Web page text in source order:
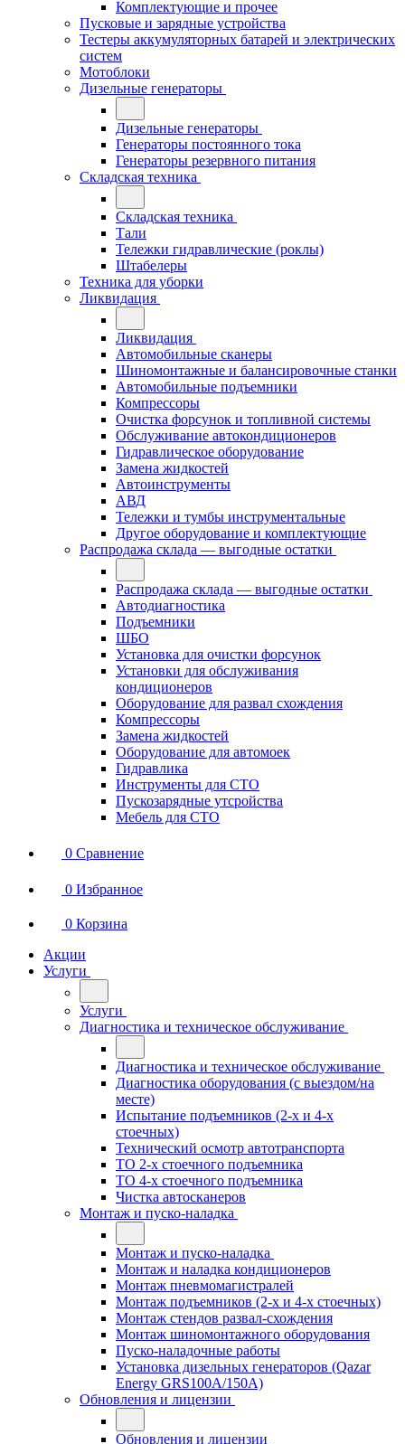
Комплектующие и прочее
Пусковые и зарядные устройства
Тестеры аккумуляторных батарей и электрических
систем
Мотоблоки
Дизельные генераторы
Дизельные генераторы
Генераторы постоянного тока
Генераторы резервного питания
Складская техника
Складская техника
Тали
Тележки гидравлические (роклы)
Штабелеры
Техника для уборки
Ликвидация
Ликвидация
Автомобильные сканеры
Шиномонтажные и балансировочные станки
Автомобильные подъемники
Компрессоры
Очистка форсунок и топливной системы
Обслуживание автокондиционеров
Гидравлическое оборудование
Замена жидкостей
Автоинструменты
АВД
Тележки и тумбы инструментальные
Другое оборудование и комплектующие
Распродажа склада — выгодные остатки
Распродажа склада — выгодные остатки
Автодиагностика
Подъемники
ШБО
Установка для очистки форсунок
Установки для обслуживания
кондиционеров
Оборудование для развал схождения
Компрессоры
Замена жидкостей
Оборудование для автомоек
Гидравлика
Инструменты для СТО
Пускозарядные утсройства
Мебель для СТО
0 Сравнение
0 Избранное
0 Корзина
Акции
Услуги
Услуги
Диагностика и техническое обслуживание
Диагностика и техническое обслуживание
Диагностика оборудования (с выездом/на
месте)
Испытание подъемников (2-х и 4-х
стоечных)
Технический осмотр автотранспорта
ТО 2-х стоечного подъемника
ТО 4-х стоечного подъемника
Чистка автосканеров
Монтаж и пуско-наладка
Монтаж и пуско-наладка
Монтаж и наладка кондиционеров
Монтаж пневмомагистралей
Монтаж подъемников (2-х и 4-х стоечных)
Монтаж стендов развал-схождения
Монтаж шиномонтажного оборудования
Пуско-наладочные работы
Установка дизельных генераторов (Qazar
Energy GRS100A/150A)
Обновления и лицензии
Обновления и лицензии